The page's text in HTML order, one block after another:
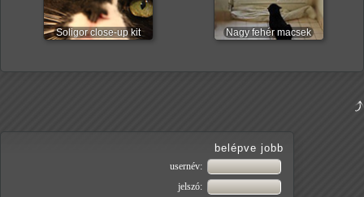
Soligor close-up kit Nagy fehér macsek
belépve jobb
usernév:
jelszó: